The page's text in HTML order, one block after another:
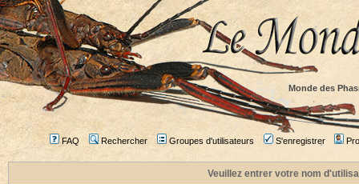
Monde des
FAQ Rechercher Groupes d'utilisateurs S'enregistrer
Veuillez entrer votre nom